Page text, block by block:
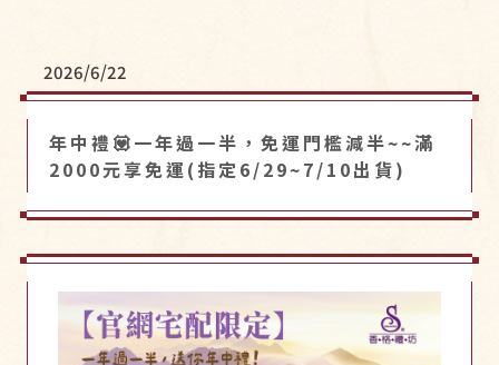
2026/6/22
年中禮💟一年過一半，免運門檻減半~~滿
2000元享免運(指定6/29~7/10出貨)